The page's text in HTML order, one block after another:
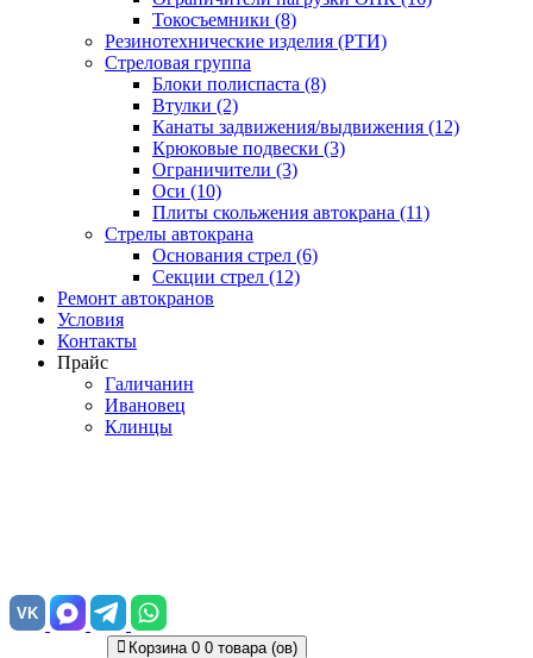
Токосъемники (8)
Резинотехнические изделия (РТИ)
Стреловая группа
Блоки полиспаста (8)
Втулки (2)
Канаты задвижения/выдвижения (12)
Крюковые подвески (3)
Ограничители (3)
Оси (10)
Плиты скольжения автокрана (11)
Стрелы автокрана
Основания стрел (6)
Секции стрел (12)
Ремонт автокранов
Условия
Контакты
Прайс
Галичанин
Ивановец
Клинцы
VK
Корзина 0 0 товара (ов)